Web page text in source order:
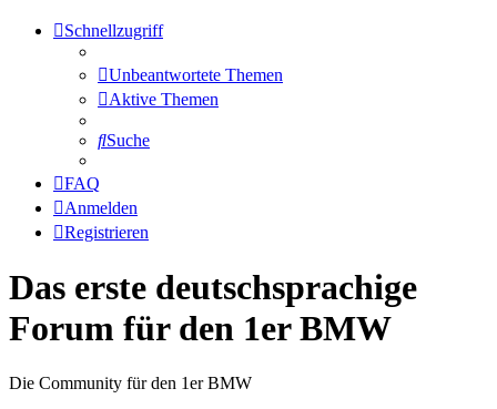
Schnellzugriff
Unbeantwortete Themen
Aktive Themen
Suche
FAQ
Anmelden
Registrieren
Das erste deutschsprachige
Forum für den 1er BMW
Die Community für den 1er BMW